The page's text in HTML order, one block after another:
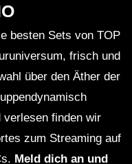
des Events?
verfügbar
und Eindrücke
besten Sets von TOP
frisch und
über den Äther der
verlesen finden wir
zum Streaming auf
Meld dich an und